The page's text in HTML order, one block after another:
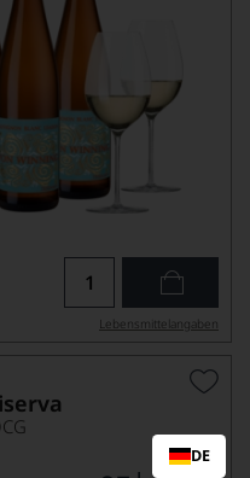
Lebensmittel­angaben
DE